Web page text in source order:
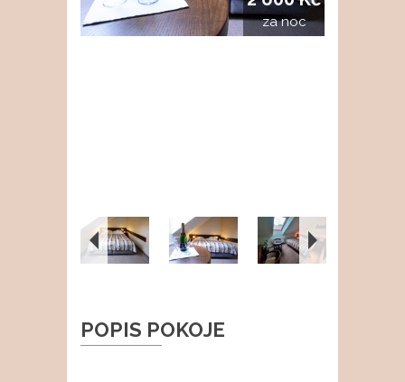
za noc
POPIS POKOJE